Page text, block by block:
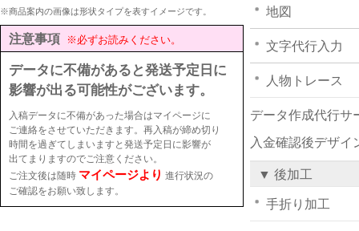
※商品案内の画像は形状タイプを表すイメージです。
注意事項 ※必ずお読みください。
データに不備があると発送予定日に
影響が出る可能性がございます。
入稿データに不備があった場合はマイページに
ご連絡をさせていただきます。再入稿が締め切り
時間を過ぎてしまいますと発送予定日に影響が
出てまりますのでご注意ください。
ご注文後は随時 マイページより 進行状況の
ご確認をお願い致します。
地図
文字代行入力
人物トレース
データ作成代行サ
入金確認後デザイ
▼ 後加工
手折り加工